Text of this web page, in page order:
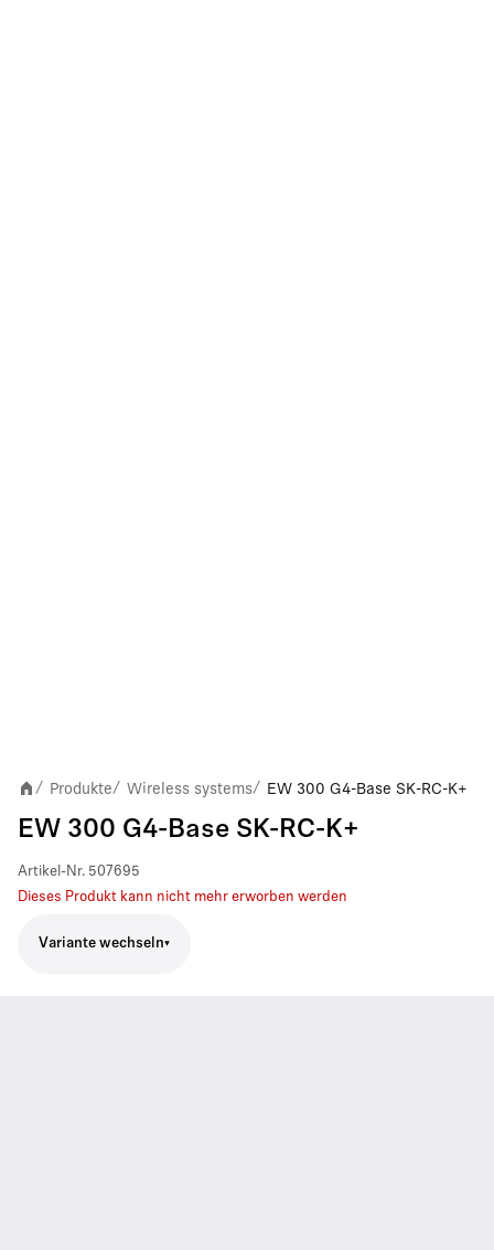
/ Produkte/ Wireless systems/ EW 300 G4-Base SK-RC-K+
EW 300 G4-Base SK-RC-K+
Artikel-Nr. 507695
Dieses Produkt kann nicht mehr erworben werden
Variante wechseln